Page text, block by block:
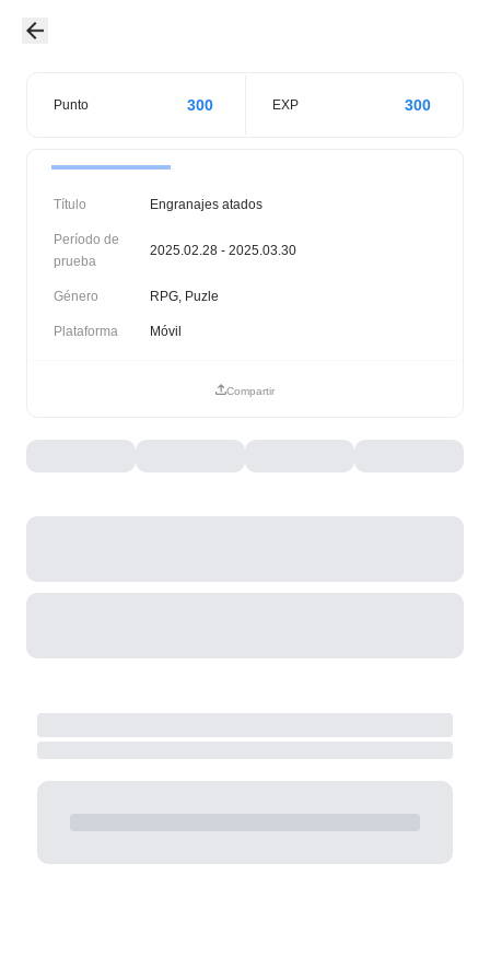
Punto 300 EXP 300
Título Engranajes atados
Período de
prueba
2025.02.28 - 2025.03.30
Género RPG, Puzle
Plataforma Móvil
Compartir